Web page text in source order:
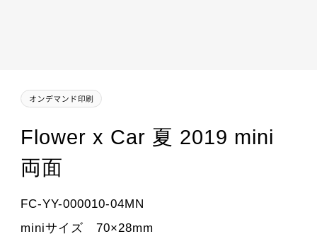
Flower x Car 夏 2019 mini
両面
FC-YY-000010-04MN
miniサイズ 70×28mm